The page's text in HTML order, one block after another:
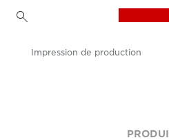
Produits professionnels
Impression de production